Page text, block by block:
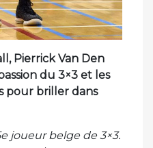
Pierrick Van Den
du 3×3 et les
pour briller dans
joueur belge de 3×3.